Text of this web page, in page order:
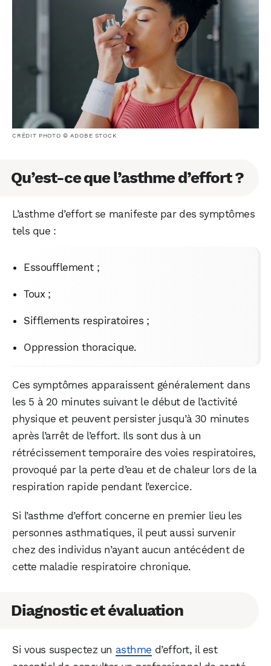
CRÉDIT PHOTO © ADOBE STOCK
Qu’est-ce que l’asthme d’effort ?
L’asthme d’effort se manifeste par des symptômes
tels que :
Essoufflement ;
Toux ;
Sifflements respiratoires ;
Oppression thoracique.
Ces symptômes apparaissent généralement dans
les 5 à 20 minutes suivant le début de l’activité
physique et peuvent persister jusqu’à 30 minutes
après l’arrêt de l’effort. Ils sont dus à un
rétrécissement temporaire des voies respiratoires,
provoqué par la perte d’eau et de chaleur lors de la
respiration rapide pendant l’exercice.
Si l’asthme d’effort concerne en premier lieu les
personnes asthmatiques, il peut aussi survenir
chez des individus n’ayant aucun antécédent de
cette maladie respiratoire chronique.
Diagnostic et évaluation
Si vous suspectez un asthme d’effort, il est